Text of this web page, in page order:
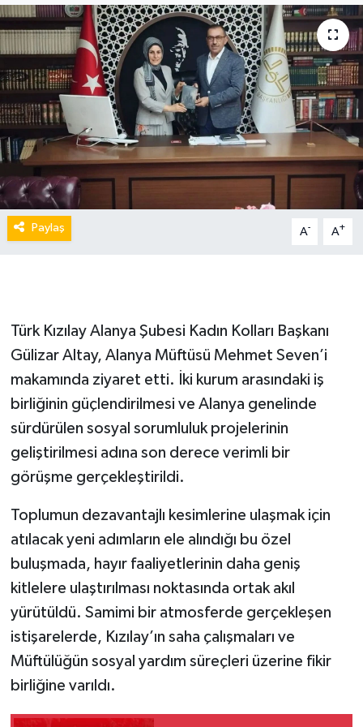
Paylaş A- A+
Türk Kızılay Alanya Şubesi Kadın Kolları Başkanı
Gülizar Altay, Alanya Müftüsü Mehmet Seven’i
makamında ziyaret etti. İki kurum arasındaki iş
birliğinin güçlendirilmesi ve Alanya genelinde
sürdürülen sosyal sorumluluk projelerinin
geliştirilmesi adına son derece verimli bir
görüşme gerçekleştirildi.
Toplumun dezavantajlı kesimlerine ulaşmak için
atılacak yeni adımların ele alındığı bu özel
buluşmada, hayır faaliyetlerinin daha geniş
kitlelere ulaştırılması noktasında ortak akıl
yürütüldü. Samimi bir atmosferde gerçekleşen
istişarelerde, Kızılay’ın saha çalışmaları ve
Müftülüğün sosyal yardım süreçleri üzerine fikir
birliğine varıldı.